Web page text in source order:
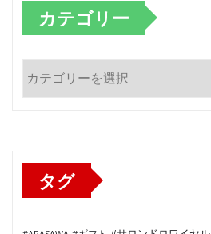
カテゴリー
カ
テ
タグ